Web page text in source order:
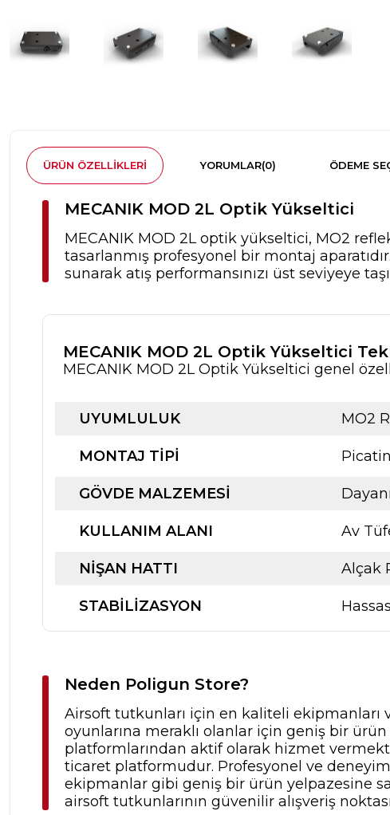
ÜRÜN ÖZELLIKLERI YORUMLAR(0) ÖDEME
MECANIK MOD 2L Optik Yükseltici
MECANIK MOD 2L optik yükseltici, MO2
tasarlanmış profesyonel bir montaj
sunarak atış performansınızı üst seviyeye
MECANIK MOD 2L Optik Yükseltici
MECANIK MOD 2L Optik Yükseltici genel
UYUMLULUK MO2
MONTAJ TIPI
GÖVDЕ MALZEMESI
KULLANIM ALANI Av
NIŞAN HATTI Alçak
STABILIZASYON
Neden Poligun Store?
Airsoft tutkunları için en kaliteli
oyunlarına meraklı olanlar için geniş bir
platformlarından aktif olarak hizmet
ticaret platformudur. Profesyonel ve
ekipmanlar gibi geniş bir ürün yelpazesine
airsoft tutkunlarının güvenilir alışveriş